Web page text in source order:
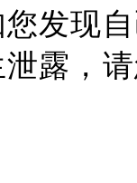
发现
露，